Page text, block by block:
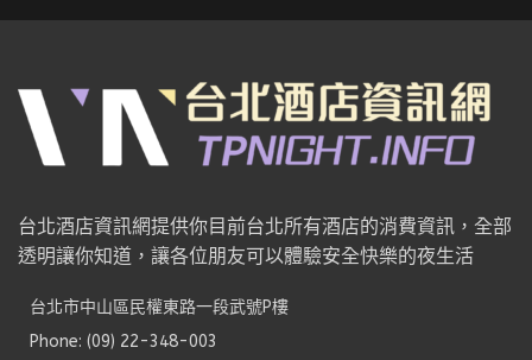
台北酒店資訊網提供你目前台北所有酒店的消費資訊，全部
透明讓你知道，讓各位朋友可以體驗安全快樂的夜生活
台北市中山區民權東路一段武號P樓
Phone: (09) 22-348-003